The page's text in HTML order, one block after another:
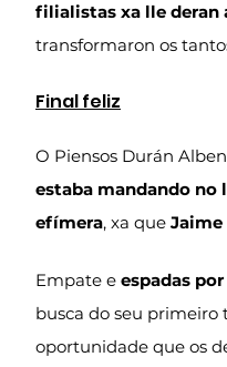
filialistas xa lle deran
transformaron os
Final feliz
O Piensos Durán
estaba mandando no
efímera, xa que Jaime
Empate e espadas
busca do seu
oportunidade que os